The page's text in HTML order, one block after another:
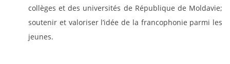
collèges et des universités de République de Moldavie;
soutenir et valoriser l’idée de la francophonie parmi les
jeunes.